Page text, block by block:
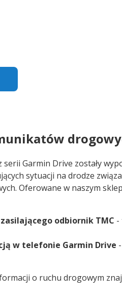
serii Garmin Drive zostały
sytuacji na drodze
Oferowane w naszym
odbiornik TMC -
w telefonie Garmin Drive
o ruchu drogowym